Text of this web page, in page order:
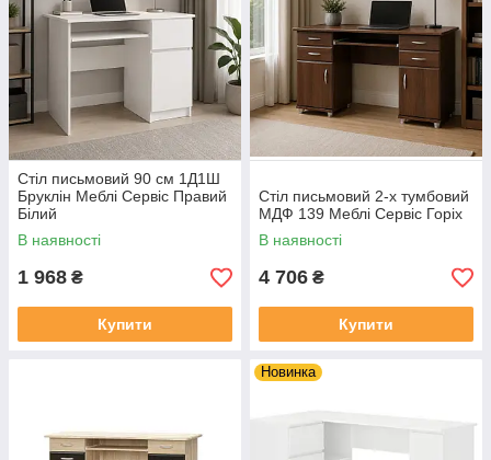
Стіл письмовий 90 см 1Д1Ш
Бруклін Меблі Сервіс Правий
Білий
В наявності
1 968 ₴
Купити
Стіл письмовий 2-х тумбовий
МДФ 139 Меблі Сервіс Горіх
В наявності
4 706 ₴
Купити
Новинка